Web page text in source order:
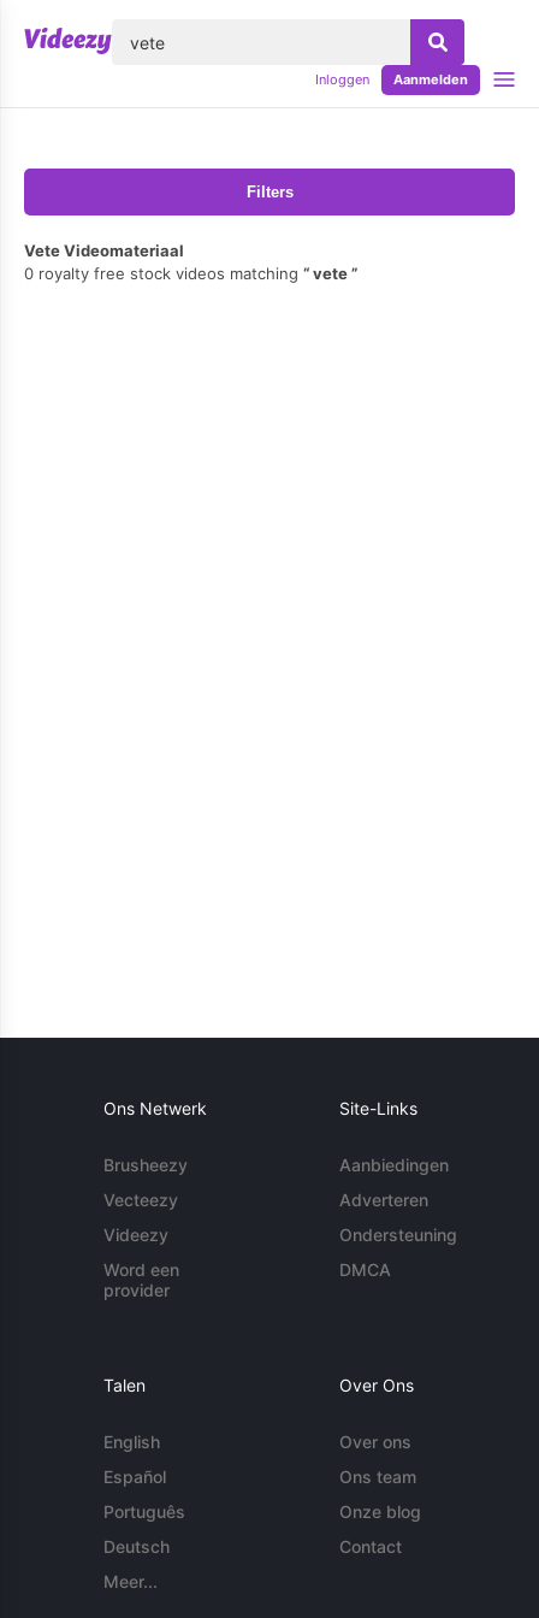
Inloggen Aanmelden
Filters
Vete Videomateriaal
0 royalty free stock videos matching
vete
Ons Netwerk
Brusheezy
Vecteezy
Videezy
Word een
provider
Site-Links
Aanbiedingen
Adverteren
Ondersteuning
DMCA
Talen
English
Español
Português
Deutsch
Meer...
Over Ons
Over ons
Ons team
Onze blog
Contact